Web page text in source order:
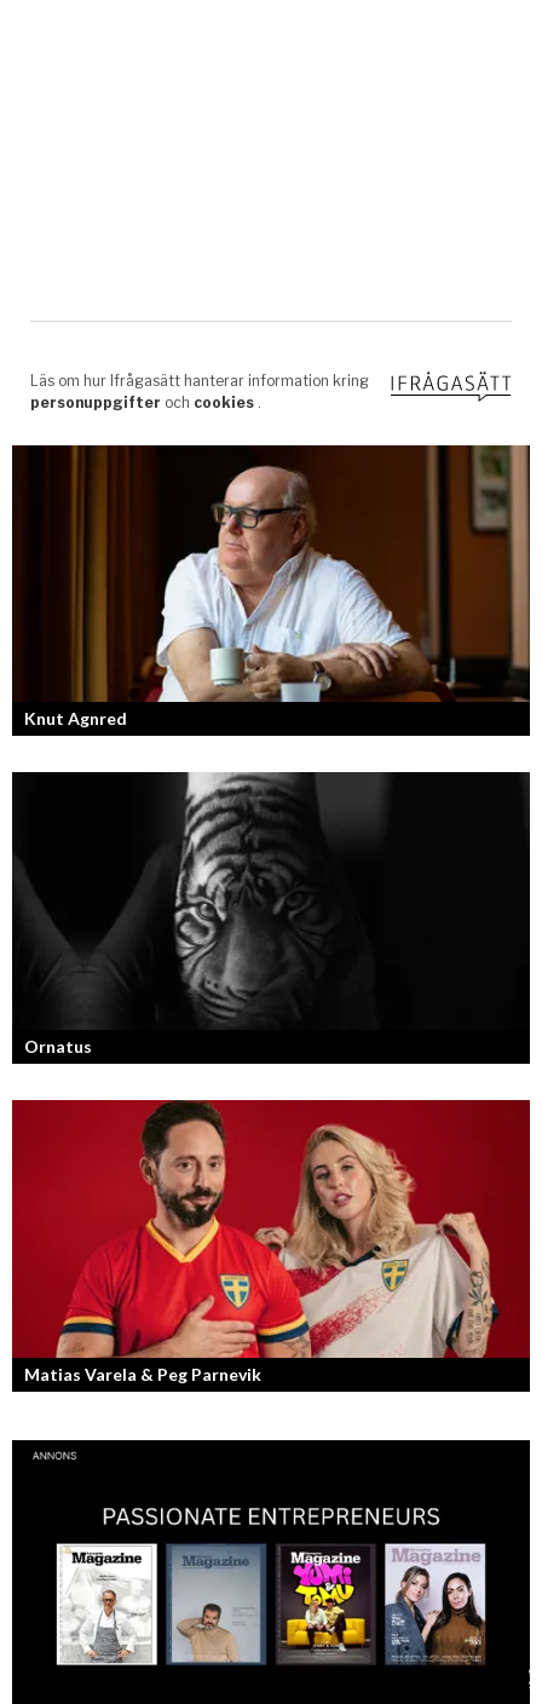
Knut Agnred
Knut Agnred är mannen och den tidlösa legenden inom spektakulära
utfall och dramatisk tänkvärdhet.
Ornatus
En av svergies mest talangfyllda tatuerare. Läs om hans historia och
Matias Varela & Peg Parnevik
Här i Sverige så finns det en bred mix av olika nationaliteter från hela